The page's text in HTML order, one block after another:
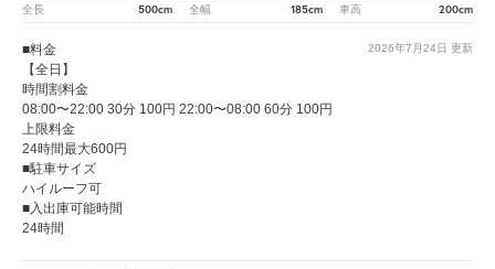
全長 500cm 全幅 185cm 車高 200cm
2026年7月24日 更新
■料金
【全日】
時間割料金
08:00〜22:00 30分 100円 22:00〜08:00 60分 100円
上限料金
24時間最大600円
■駐車サイズ
ハイルーフ可
■入出庫可能時間
24時間